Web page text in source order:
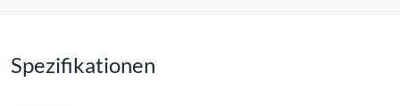
Spezifikationen